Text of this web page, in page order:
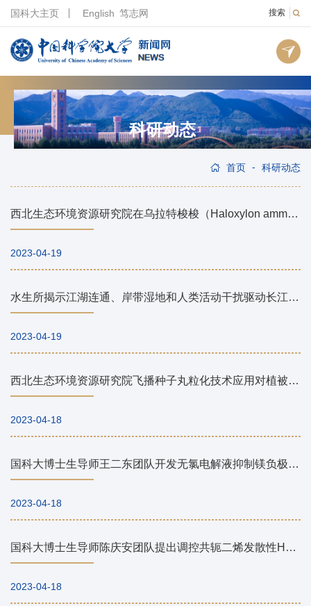
搜索
国科大主页 English 笃志网
科研动态
首页 - 科研动态
西北生态环境资源研究院在乌拉特梭梭（Haloxylon ammodendron）林保护区土壤表层碳氮储量研究取得新进展
2023-04-19
水生所揭示江湖连通、岸带湿地和人类活动干扰驱动长江干流鱼类α和β多样性格局
2023-04-19
西北生态环境资源研究院飞播种子丸粒化技术应用对植被和土壤的影响研究获进展
2023-04-18
国科大博士生导师王二东团队开发无氯电解液抑制镁负极阳极析氢并应用于镁空气电池
2023-04-18
国科大博士生导师陈庆安团队提出调控共轭二烯发散性Heck反应新策略
2023-04-18